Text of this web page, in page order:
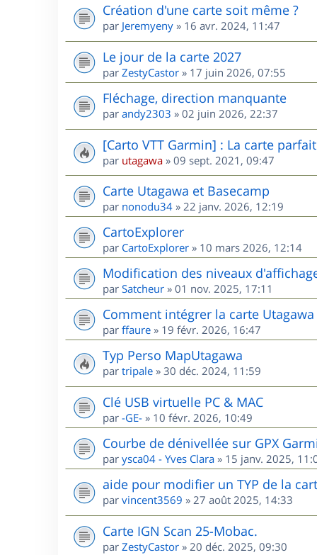
Création d'une carte soit même ?
par Jeremyeny » 16 avr. 2024, 11:47
Le jour de la carte 2027
par ZestyCastor » 17 juin 2026, 07:55
Fléchage, direction manquante
par andy2303 » 02 juin 2026, 22:37
[Carto VTT Garmin] : La carte
par utagawa » 09 sept. 2021, 09:47
Carte Utagawa et Basecamp
par nonodu34 » 22 janv. 2026, 12:19
CartoExplorer
par CartoExplorer » 10 mars 2026, 12:14
Modification des niveaux
par Satcheur » 01 nov. 2025, 17:11
Comment intégrer la carte
par ffaure » 19 févr. 2026, 16:47
Typ Perso MapUtagawa
par tripale » 30 déc. 2024, 11:59
Clé USB virtuelle PC & MAC
par -GE- » 10 févr. 2026, 10:49
Courbe de dénivellée sur GPX
par ysca04 - Yves Clara » 15 janv. 2025,
aide pour modifier un TYP de la
par vincent3569 » 27 août 2025, 14:33
Carte IGN Scan 25-Mobac.
par ZestyCastor » 20 déc. 2025, 09:30